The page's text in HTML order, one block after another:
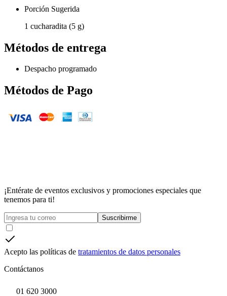
Porción Sugerida
1 cucharadita (5 g)
Métodos de entrega
Despacho programado
Métodos de Pago
¡Entérate de eventos exclusivos y promociones especiales que
tenemos para ti!
Suscribirme
Acepto las políticas de tratamientos de datos personales
Contáctanos
01 620 3000